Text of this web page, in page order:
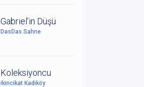
Gabriel’in Düşü
DasDas Sahne
Koleksiyoncu
ikincikat Kadıköy